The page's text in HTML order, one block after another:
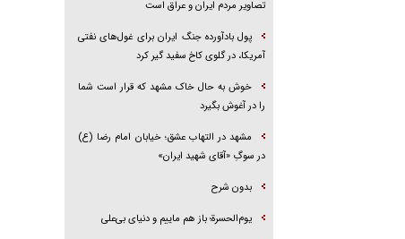
تصاویر مردم ایران و عراق است
پول بادآورده جنگ ایران برای غول‌های نفتی
آمریکا، در گلوی کاخ سفید گیر کرد
خوش به حال خاک مشهد که قرار است شما
را در آغوش بگیرد
مشهد در التهاب عشق؛ خیابان امام رضا (ع)
در سوگِ «آقای شهید ایران»
بدون شرح
یوم‌الحسرة؛ باز هم ماییم و دنیای بی‌علی